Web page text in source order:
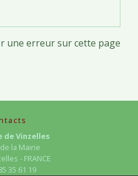
une erreur sur cette page
de Vinzelles
la Mairie
- FRANCE
35 61 19